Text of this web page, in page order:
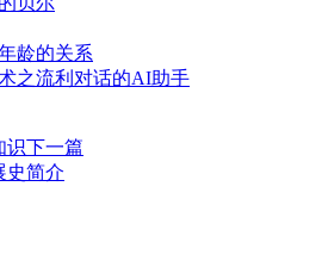
龄的关系
之流利对话的AI助手
识下一篇
史简介